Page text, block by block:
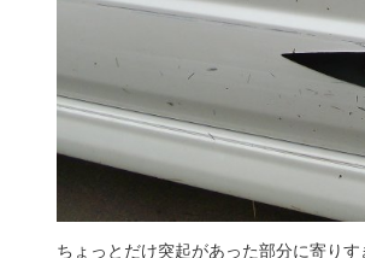
ちょっとだけ突起があった部分に寄りす